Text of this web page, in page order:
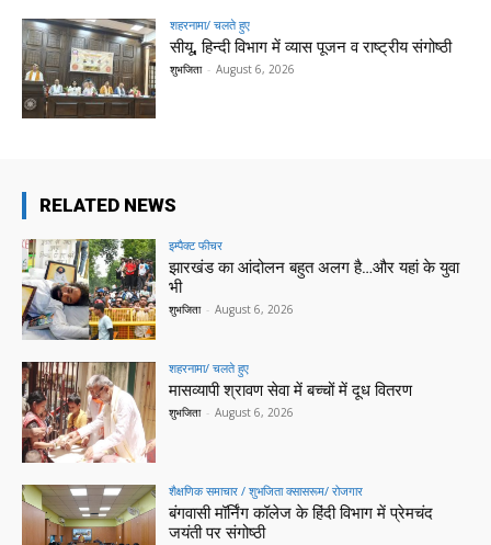
शहरनामा/ चलते हुए
सीयू, हिन्दी विभाग में व्यास पूजन व राष्ट्रीय संगोष्ठी
शुभजिता - August 6, 2026
RELATED NEWS
इम्पैक्ट फीचर
झारखंड का आंदोलन बहुत अलग है…और यहां के युवा
भी
शुभजिता - August 6, 2026
शहरनामा/ चलते हुए
मासव्यापी श्रावण सेवा में बच्चों में दूध वितरण
शुभजिता - August 6, 2026
शैक्षणिक समाचार / शुभजिता क्सासरूम/ रोजगार
बंगवासी मॉर्निंग कॉलेज के हिंदी विभाग में प्रेमचंद
जयंती पर संगोष्ठी